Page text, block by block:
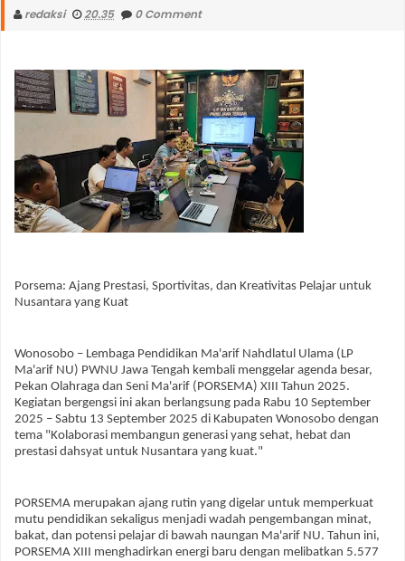
redaksi 20.35 0 Comment
Porsema: Ajang Prestasi, Sportivitas, dan Kreativitas Pelajar untuk
Nusantara yang Kuat
Wonosobo – Lembaga Pendidikan Ma'arif Nahdlatul Ulama (LP
Ma'arif NU) PWNU Jawa Tengah kembali menggelar agenda besar,
Pekan Olahraga dan Seni Ma'arif (PORSEMA) XIII
Tahun 2025.
Kegiatan bergengsi ini akan berlangsung pada Rabu 10 September
2025 – Sabtu 13 September 2025 di Kabupaten Wonosobo dengan
tema "Kolaborasi membangun generasi yang sehat, hebat dan
prestasi dahsyat untuk Nusantara yang kuat."
PORSEMA merupakan ajang rutin yang digelar untuk memperkuat
mutu pendidikan sekaligus menjadi wadah pengembangan minat,
bakat, dan potensi pelajar di bawah naungan Ma'arif NU. Tahun ini,
PORSEMA XIII menghadirkan energi baru dengan melibatkan 5.577